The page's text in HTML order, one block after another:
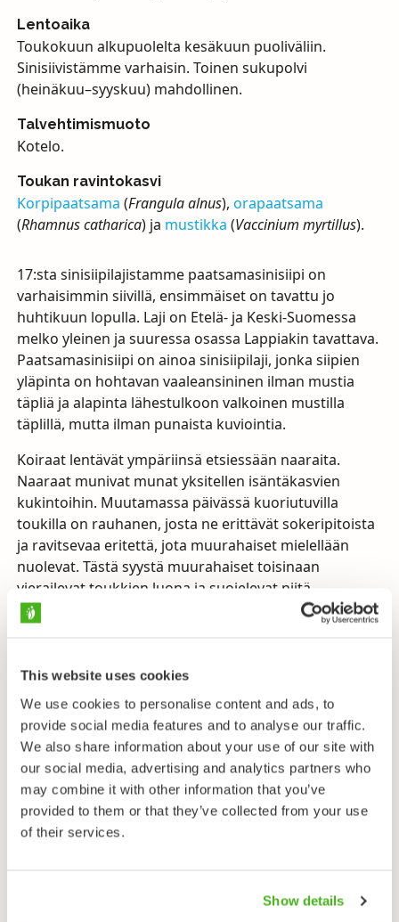
This website uses cookies
We use cookies to personalise content and ads, to
provide social media features and to analyse our traffic.
We also share information about your use of our site with
our social media, advertising and analytics partners who
may combine it with other information that you’ve
provided to them or that they’ve collected from your use
of their services.
Show details
Lentoaika
Toukokuun alkupuolelta kesäkuun puoliväliin.
Sinisiivistämme varhaisin. Toinen sukupolvi
(heinäkuu–syyskuu) mahdollinen.
Talvehtimismuoto
Kotelo.
Toukan ravintokasvi
Korpipaatsama (Frangula alnus), orapaatsama
(Rhamnus catharica) ja mustikka (Vaccinium myrtillus).
17:sta sinisiipilajistamme paatsamasinisiipi on
varhaisimmin siivillä, ensimmäiset on tavattu jo
huhtikuun lopulla. Laji on Etelä- ja Keski-Suomessa
melko yleinen ja suuressa osassa Lappiakin tavattava.
Paatsamasinisiipi on ainoa sinisiipilaji, jonka siipien
yläpinta on hohtavan vaaleansininen ilman mustia
täpliä ja alapinta lähestulkoon valkoinen mustilla
täplillä, mutta ilman punaista kuviointia.
Koiraat lentävät ympäriinsä etsiessään naaraita.
Naaraat munivat munat yksitellen isäntäkasvien
kukintoihin. Muutamassa päivässä kuoriutuvilla
toukilla on rauhanen, josta ne erittävät sokeripitoista
ja ravitsevaa eritettä, jota muurahaiset mielellään
nuolevat. Tästä syystä muurahaiset toisinaan
vierailevat toukkien luona ja suojelevat niitä.
Paatsamasinisiipi valittiin Suomen kansallisperhoseksi
sininen yläpinta ja vaalea alapinta sopivat hyvin
Suomelle.
Lähetä palautetta!